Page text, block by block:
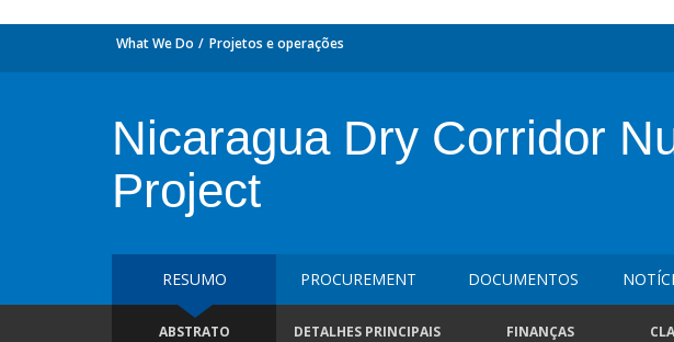
What We Do Projetos e operações
Nicaragua Dry Corridor
Project
RESUMO PROCUREMENT DOCUMENTOS
ABSTRATO DETALHES PRINCIPAIS FINANÇAS